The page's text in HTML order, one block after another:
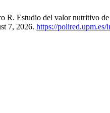
R. Estudio del valor nutritivo
7, 2026. https://